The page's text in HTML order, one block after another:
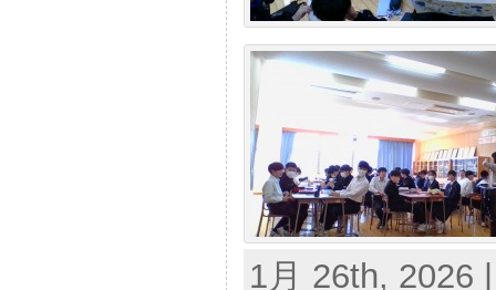
1月 26th, 2026